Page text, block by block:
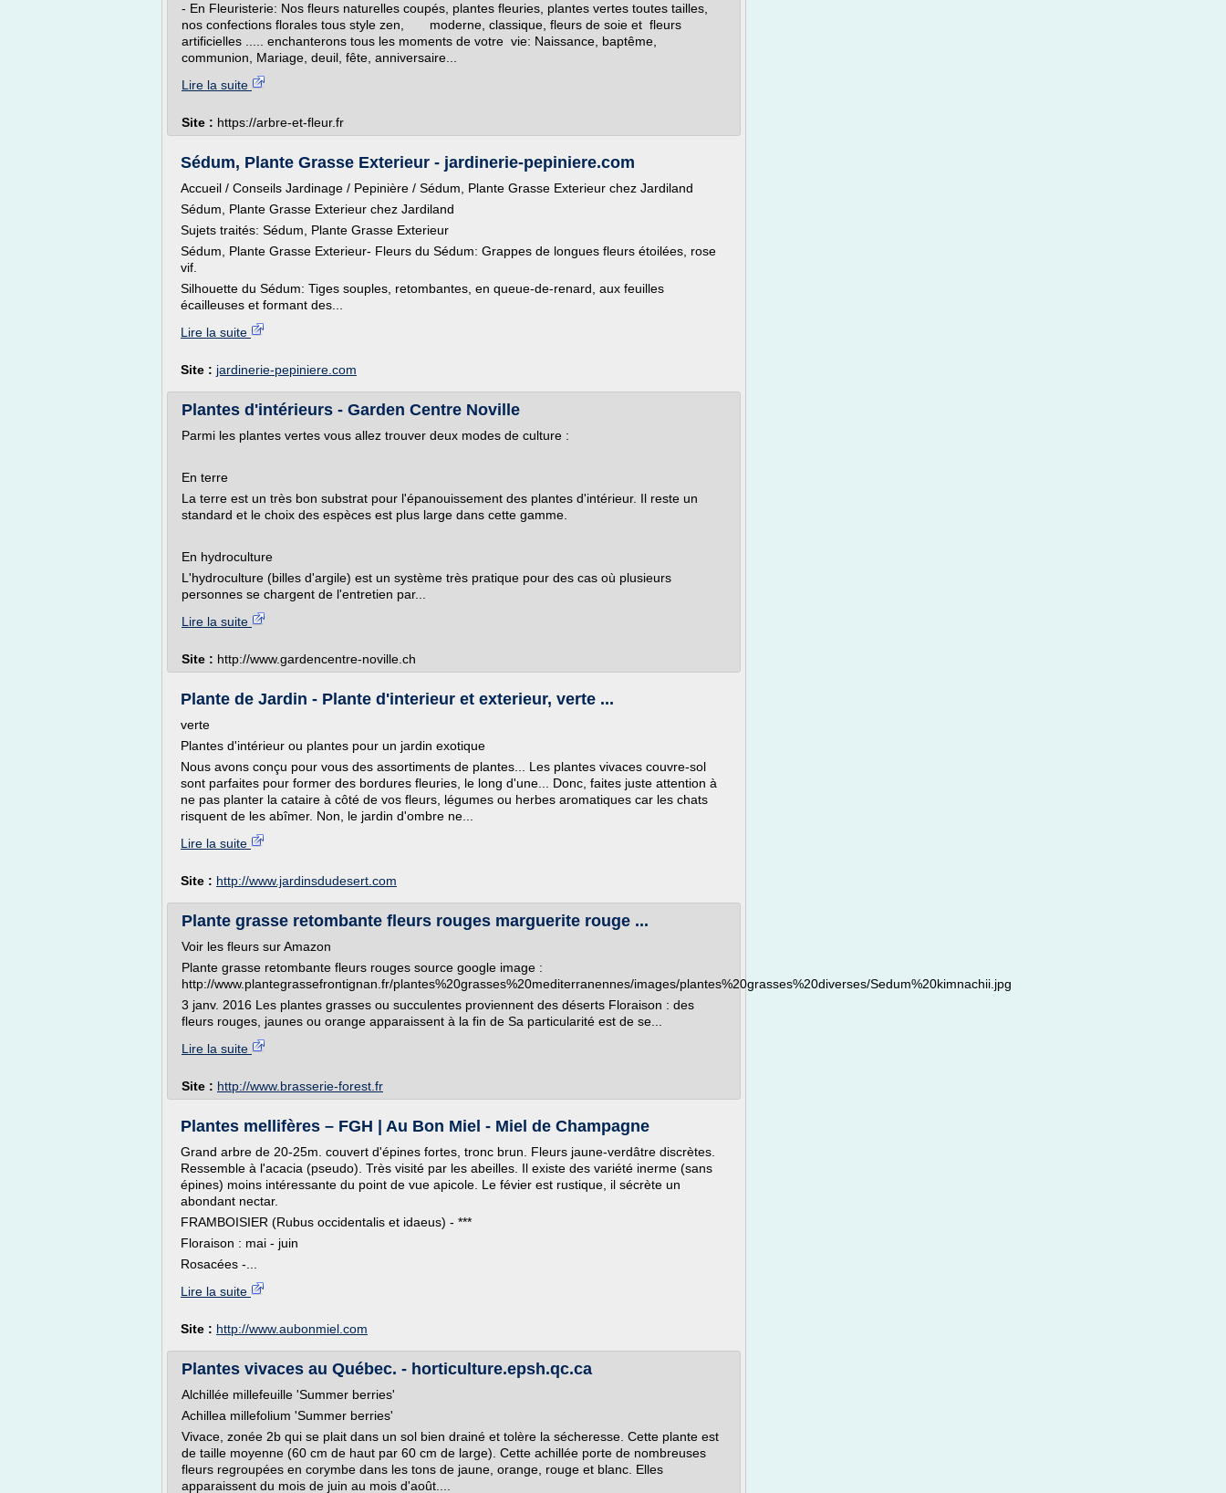
- En Fleuristerie: Nos fleurs naturelles coupés, plantes fleuries, plantes vertes toutes tailles,
nos confections florales tous style zen, moderne, classique, fleurs de soie et fleurs
artificielles ..... enchanterons tous les moments de votre vie: Naissance, baptême,
communion, Mariage, deuil, fête, anniversaire...
Lire la suite
Site : https://arbre-et-fleur.fr
Sédum, Plante Grasse Exterieur - jardinerie-pepiniere.com
Accueil / Conseils Jardinage / Pepinière / Sédum, Plante Grasse Exterieur chez Jardiland
Sédum, Plante Grasse Exterieur chez Jardiland
Sujets traités: Sédum, Plante Grasse Exterieur
Sédum, Plante Grasse Exterieur- Fleurs du Sédum: Grappes de longues fleurs étoilées, rose
vif.
Silhouette du Sédum: Tiges souples, retombantes, en queue-de-renard, aux feuilles
écailleuses et formant des...
Lire la suite
Site : jardinerie-pepiniere.com
Plantes d'intérieurs - Garden Centre Noville
Parmi les plantes vertes vous allez trouver deux modes de culture :
En terre
La terre est un très bon substrat pour l'épanouissement des plantes d'intérieur. Il reste un
standard et le choix des espèces est plus large dans cette gamme.
En hydroculture
L'hydroculture (billes d'argile) est un système très pratique pour des cas où plusieurs
personnes se chargent de l'entretien par...
Lire la suite
Site : http://www.gardencentre-noville.ch
Plante de Jardin - Plante d'interieur et exterieur, verte ...
verte
Plantes d'intérieur ou plantes pour un jardin exotique
Nous avons conçu pour vous des assortiments de plantes... Les plantes vivaces couvre-sol
sont parfaites pour former des bordures fleuries, le long d'une... Donc, faites juste attention à
ne pas planter la cataire à côté de vos fleurs, légumes ou herbes aromatiques car les chats
risquent de les abîmer. Non, le jardin d'ombre ne...
Lire la suite
Site : http://www.jardinsdudesert.com
Plante grasse retombante fleurs rouges marguerite rouge ...
Voir les fleurs sur Amazon
Plante grasse retombante fleurs rouges source google image :
http://www.plantegrassefrontignan.fr/plantes%20grasses%20mediterranennes/images/plantes%20grasses%20diverses/Sedum%20kimnachii.jpg
3 janv. 2016 Les plantes grasses ou succulentes proviennent des déserts Floraison : des
fleurs rouges, jaunes ou orange apparaissent à la fin de Sa particularité est de se...
Lire la suite
Site : http://www.brasserie-forest.fr
Plantes mellifères – FGH | Au Bon Miel - Miel de Champagne
Grand arbre de 20-25m. couvert d'épines fortes, tronc brun. Fleurs jaune-verdâtre discrètes.
Ressemble à l'acacia (pseudo). Très visité par les abeilles. Il existe des variété inerme (sans
épines) moins intéressante du point de vue apicole. Le févier est rustique, il sécrète un
abondant nectar.
FRAMBOISIER (Rubus occidentalis et idaeus) - ***
Floraison : mai - juin
Rosacées -...
Lire la suite
Site : http://www.aubonmiel.com
Plantes vivaces au Québec. - horticulture.epsh.qc.ca
Alchillée millefeuille 'Summer berries'
Achillea millefolium 'Summer berries'
Vivace, zonée 2b qui se plait dans un sol bien drainé et tolère la sécheresse. Cette plante est
de taille moyenne (60 cm de haut par 60 cm de large). Cette achillée porte de nombreuses
fleurs regroupées en corymbe dans les tons de jaune, orange, rouge et blanc. Elles
apparaissent du mois de juin au mois d'août....